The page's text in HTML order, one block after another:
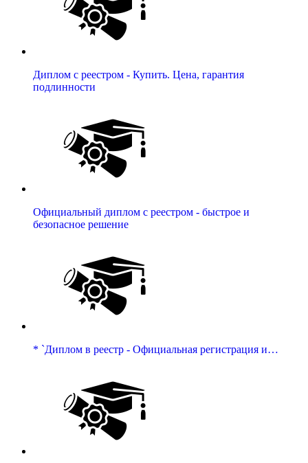
Диплом с реестром - Купить. Цена, гарантия
подлинности
Официальный диплом с реестром - быстрое и
безопасное решение
* `Диплом в реестр - Официальная регистрация и…